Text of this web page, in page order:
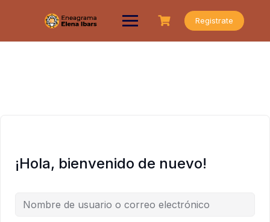
Registrate
¡Hola, bienvenido de nuevo!